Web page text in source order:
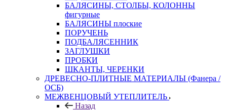
БАЛЯСИНЫ, СТОЛБЫ, КОЛОННЫ
фигурные
БАЛЯСИНЫ плоские
ПОРУЧЕНЬ
ПОДБАЛЯСЕННИК
ЗАГЛУШКИ
ПРОБКИ
ШКАНТЫ, ЧЕРЕНКИ
ДРЕВЕСНО-ПЛИТНЫЕ МАТЕРИАЛЫ (Фанера /
ОСБ)
МЕЖВЕНЦОВЫЙ УТЕПЛИТЕЛЬ
Назад